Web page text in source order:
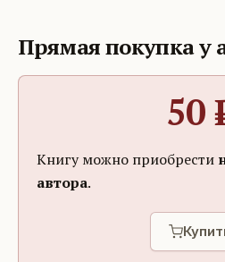
Прямая покупка у
50
Книгу можно приобрести
автора.